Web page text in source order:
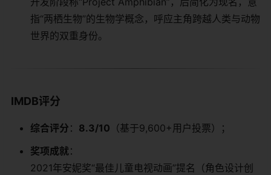
指“两栖生物”的生物学概念，呼应主角跨越人类与动物
世界的双重身份。
​IMDB评分​
​综合评分​ ​：​ ​8.3/10​ ​（基于9,600+用户投票）；
​奖项成就​​：
2021年安妮奖“最佳儿童电视动画”提名（角色设计创